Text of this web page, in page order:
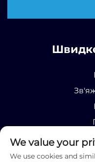
We value your
We use cookies and